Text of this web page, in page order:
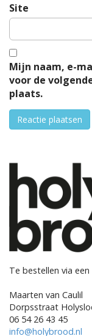
Site
Mijn naam, e-
voor de
plaats.
Te bestellen via
Maarten van Caulil
Dorpsstraat
06 54 26 43 45
info@holybrood.nl